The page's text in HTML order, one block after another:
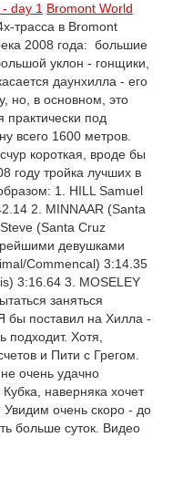
day 1 Bromont World
трасса в Bromont
2008 года: большие
уклон - гонщики,
даунхилла - его
но, в основном, это
практически под
всего 1600 метров.
короткая, вроде бы
году тройка лучших в
1. HILL Samuel
2. MINNAAR (Santa
(Santa Cruz
девушками
Commencal) 3:14.35
3:16.64 3. MOSELEY
заняться
бы поставил на Хилла -
подходит. Хотя,
и Пити с Грегом.
очень удачно
наверняка хочет
Увидим очень скоро - до
больше суток. Видео